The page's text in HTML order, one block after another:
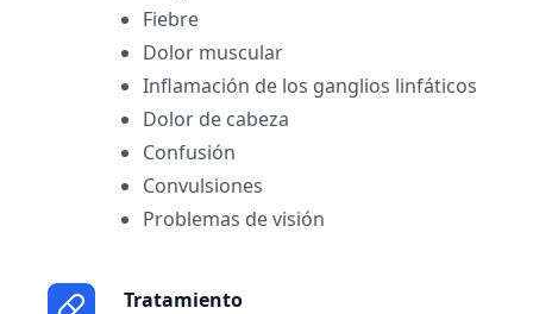
Fiebre
Dolor muscular
Inflamación de los ganglios linfáticos
Dolor de cabeza
Confusión
Convulsiones
Problemas de visión
Tratamiento